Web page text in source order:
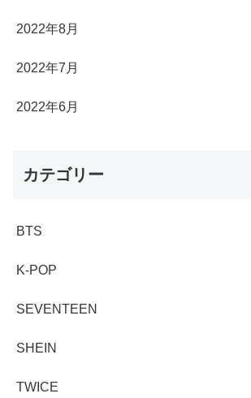
2022年8月
2022年7月
2022年6月
カテゴリー
BTS
K-POP
SEVENTEEN
SHEIN
TWICE